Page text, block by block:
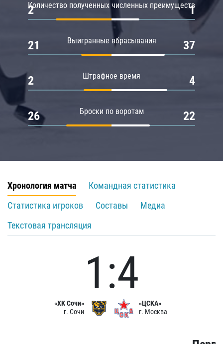
Количество полученных численных преимуществ
2 1
Выигранные вбрасывания
21 37
Штрафное время
2 4
Броски по воротам
26 22
Хронология матча
Командная статистика
Статистика игроков
Составы
Медиа
Текстовая трансляция
«ХК Сочи»
г. Сочи
1:4
«ЦСКА»
г. Москва